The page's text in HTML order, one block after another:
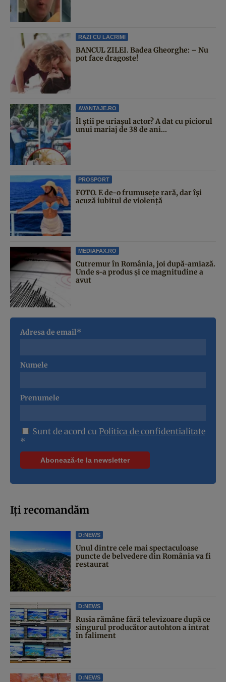
RAZI CU LACRIMI
BANCUL ZILEI. Badea Gheorghe: – Nu
pot face dragoste!
AVANTAJE.RO
Îl știi pe uriașul actor? A dat cu piciorul
unui mariaj de 38 de ani...
PROSPORT
FOTO. E de-o frumusețe rară, dar își
acuză iubitul de violență
MEDIAFAX.RO
Cutremur în România, joi după-amiază.
Unde s-a produs și ce magnitudine a
avut
Adresa de email*
Numele
Prenumele
Sunt de acord cu Politica de confidentialitate
*
Iți recomandăm
D:NEWS
Unul dintre cele mai spectaculoase
puncte de belvedere din România va fi
restaurat
D:NEWS
Rusia rămâne fără televizoare după ce
singurul producător autohton a intrat
în faliment
D:NEWS